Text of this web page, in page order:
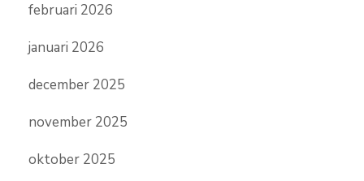
februari 2026
januari 2026
december 2025
november 2025
oktober 2025